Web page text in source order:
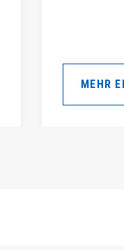
MEHR